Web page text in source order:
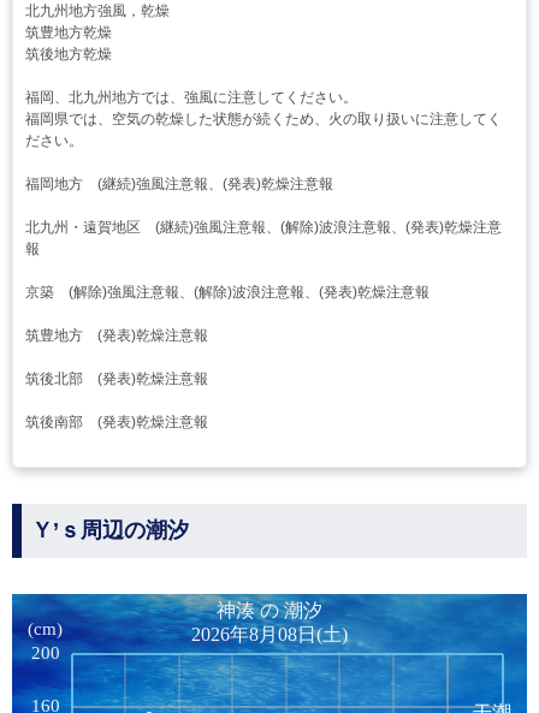
北九州地方強風，乾燥
筑豊地方乾燥
筑後地方乾燥
福岡、北九州地方では、強風に注意してください。
福岡県では、空気の乾燥した状態が続くため、火の取り扱いに注意してく
ださい。
福岡地方 (継続)強風注意報、(発表)乾燥注意報
北九州・遠賀地区 (継続)強風注意報、(解除)波浪注意報、(発表)乾燥注意
報
京築 (解除)強風注意報、(解除)波浪注意報、(発表)乾燥注意報
筑豊地方 (発表)乾燥注意報
筑後北部 (発表)乾燥注意報
筑後南部 (発表)乾燥注意報
Ｙ’ｓ周辺の潮汐